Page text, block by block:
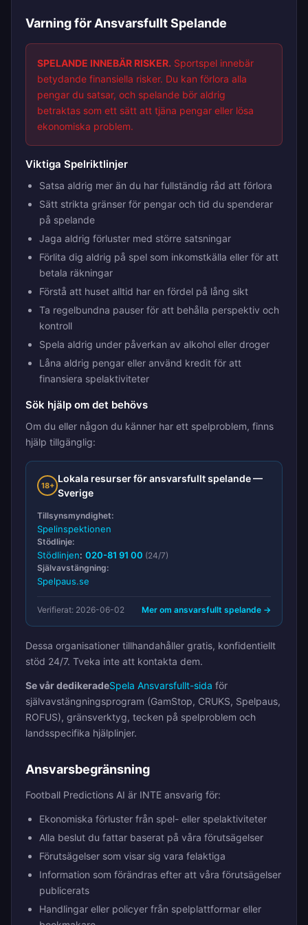
Varning för Ansvarsfullt Spelande
SPELANDE INNEBÄR RISKER. Sportspel innebär
betydande finansiella risker. Du kan förlora alla
pengar du satsar, och spelande bör aldrig
betraktas som ett sätt att tjäna pengar eller lösa
ekonomiska problem.
Viktiga Spelriktlinjer
Satsa aldrig mer än du har fullständig råd att förlora
Sätt strikta gränser för pengar och tid du spenderar
på spelande
Jaga aldrig förluster med större satsningar
Förlita dig aldrig på spel som inkomstkälla eller för att
betala räkningar
Förstå att huset alltid har en fördel på lång sikt
Ta regelbundna pauser för att behålla perspektiv och
kontroll
Spela aldrig under påverkan av alkohol eller droger
Låna aldrig pengar eller använd kredit för att
finansiera spelaktiviteter
Sök hjälp om det behövs
Om du eller någon du känner har ett spelproblem, finns
hjälp tillgänglig:
18+
Lokala resurser för ansvarsfullt spelande —
Sverige
Tillsynsmyndighet:
Spelinspektionen
Stödlinje:
Stödlinjen: 020-81 91 00 (24/7)
Självavstängning:
Spelpaus.se
Verifierat: 2026-06-02 Mer om ansvarsfullt spelande →
Dessa organisationer tillhandahåller gratis, konfidentiellt
stöd 24/7. Tveka inte att kontakta dem.
Se vår dedikeradeSpela Ansvarsfullt-sida för
självavstängningsprogram (GamStop, CRUKS, Spelpaus,
ROFUS), gränsverktyg, tecken på spelproblem och
landsspecifika hjälplinjer.
Ansvarsbegränsning
Football Predictions AI är INTE ansvarig för:
Ekonomiska förluster från spel- eller spelaktiviteter
Alla beslut du fattar baserat på våra förutsägelser
Förutsägelser som visar sig vara felaktiga
Information som förändras efter att våra förutsägelser
publicerats
Handlingar eller policyer från spelplattformar eller